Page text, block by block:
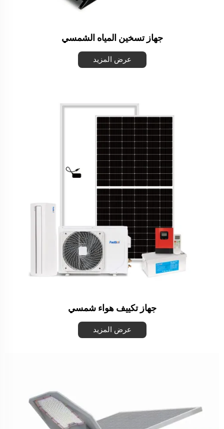
جهاز تسخين المياه الشمسي
عرض المزيد
جهاز تكييف هواء شمسي
عرض المزيد